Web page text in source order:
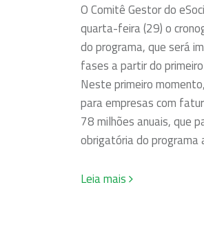
O Comitê Gestor do
quarta-feira (29) o
do programa, que será
fases a partir do
Neste primeiro
para empresas com
78 milhões anuais, que
obrigatória do
Leia mais